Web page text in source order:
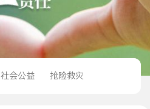
社会公益 抢险救灾